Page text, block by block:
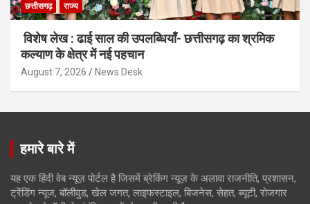
छत्तीसगढ़ राज्य
विशेष लेख : ढाई साल की उपलब्धियाँ- छत्तीसगढ़ का श्रमिक
कल्याण के क्षेत्र में नई पहचान
August 7, 2026 News Desk
हमारे बारे में
यह एक हिंदी वेब न्यूज़ पोर्टल है जिसमें ब्रेकिंग न्यूज़ के अलावा राजनीति, प्रशासन,
ट्रेंडिंग न्यूज, बॉलीवुड, खेल जगत, लाइफस्टाइल, बिजनेस, सेहत, ब्यूटी, रोजगार